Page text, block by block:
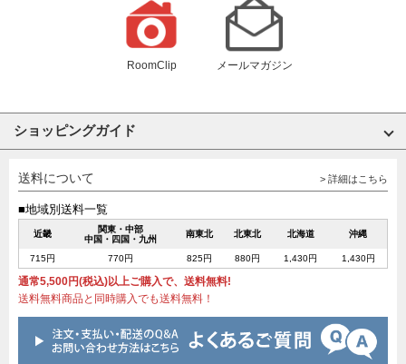
RoomClip メールマガジン
ショッピングガイド
送料について > 詳細はこちら
■地域別送料一覧
近畿
関東・中部
中国・四国・九州
南東北 北東北 北海道 沖縄
715円 770円 825円 880円 1,430円 1,430円
通常5,500円(税込)以上ご購入で、送料無料!
送料無料商品と同時購入でも送料無料！